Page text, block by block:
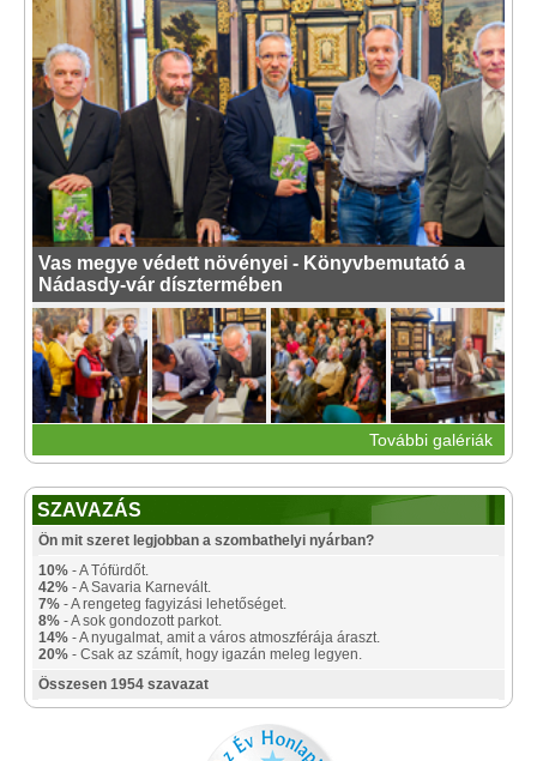
Vas megye védett növényei - Könyvbemutató a
Nádasdy-vár dísztermében
További galériák
SZAVAZÁS
Ön mit szeret legjobban a szombathelyi nyárban?
10% - A Tófürdőt.
42% - A Savaria Karnevált.
7% - A rengeteg fagyizási lehetőséget.
8% - A sok gondozott parkot.
14% - A nyugalmat, amit a város atmoszférája áraszt.
20% - Csak az számít, hogy igazán meleg legyen.
Összesen 1954 szavazat